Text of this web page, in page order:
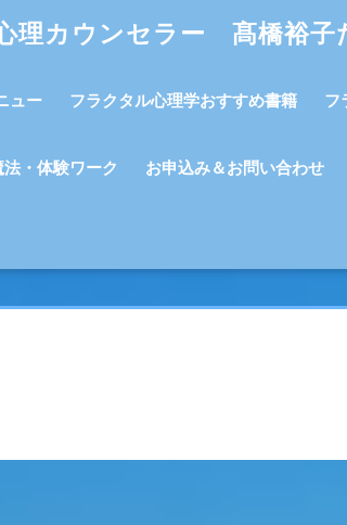
理カウンセラー 髙橋裕子
ュー フラクタル心理学おすすめ書籍 フ
・体験ワーク お申込み＆お問い合わせ